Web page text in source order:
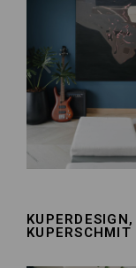
KUPERSCHMIT​